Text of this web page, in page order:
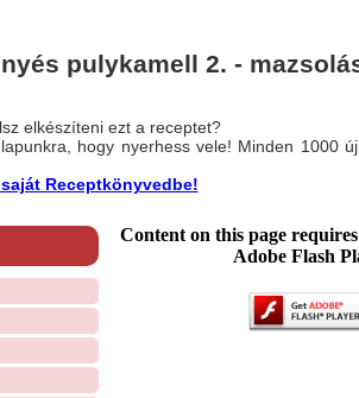
pulykamell 2. -
elkészíteni ezt a receptet?
hogy nyerhess vele! Minden 1000
Receptkönyvedbe!
Content on this page
Adobe Flash